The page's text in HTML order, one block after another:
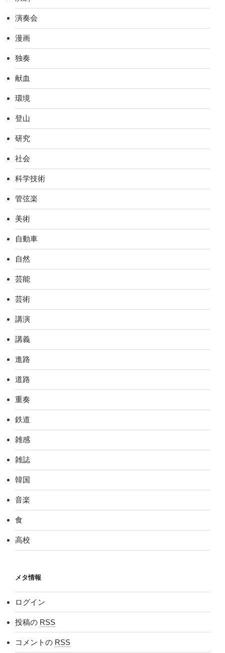
演奏会
漫画
独奏
献血
環境
登山
研究
社会
科学技術
管弦楽
美術
自動車
自然
芸能
芸術
講演
講義
進路
道路
重奏
鉄道
雑感
雑誌
韓国
音楽
食
高校
メタ情報
ログイン
投稿の RSS
コメントの RSS